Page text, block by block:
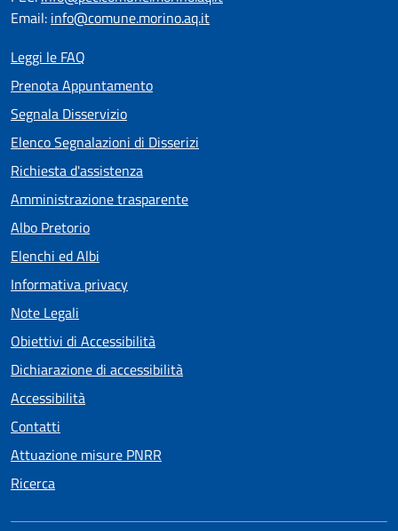
Email: info@comune.morino.aq.it
Leggi le FAQ
Prenota Appuntamento
Segnala Disservizio
Elenco Segnalazioni di Disserizi
Richiesta d'assistenza
Amministrazione trasparente
Albo Pretorio
Elenchi ed Albi
Informativa privacy
Note Legali
Obiettivi di Accessibilità
Dichiarazione di accessibilità
Accessibilità
Contatti
Attuazione misure PNRR
Ricerca